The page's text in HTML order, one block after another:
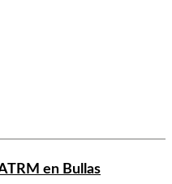
en Bullas